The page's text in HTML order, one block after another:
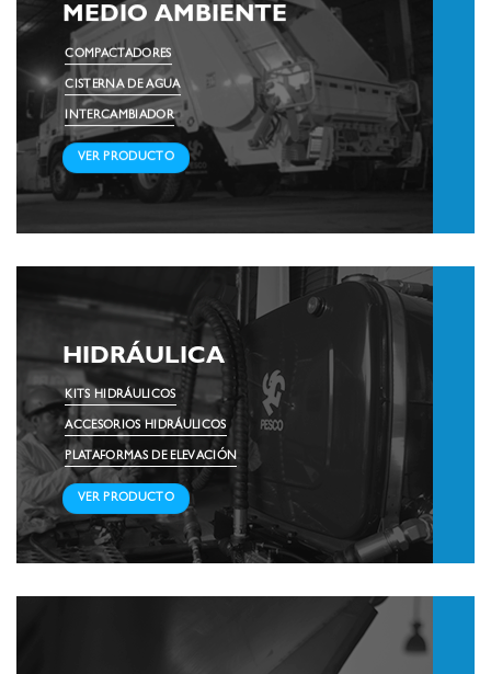
MEDIO AMBIENTE
COMPACTADORES
CISTERNA DE AGUA
INTERCAMBIADOR
VER PRODUCTO
HIDRÁULICA
KITS HIDRÁULICOS
ACCESORIOS HIDRÁULICOS
PLATAFORMAS DE ELEVACIÓN
VER PRODUCTO